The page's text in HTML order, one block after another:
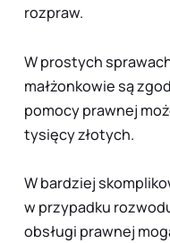
rozpraw.
W prostych
małżonkowie są
pomocy prawnej
tysięcy złotych.
W bardziej
w przypadku
obsługi prawnej